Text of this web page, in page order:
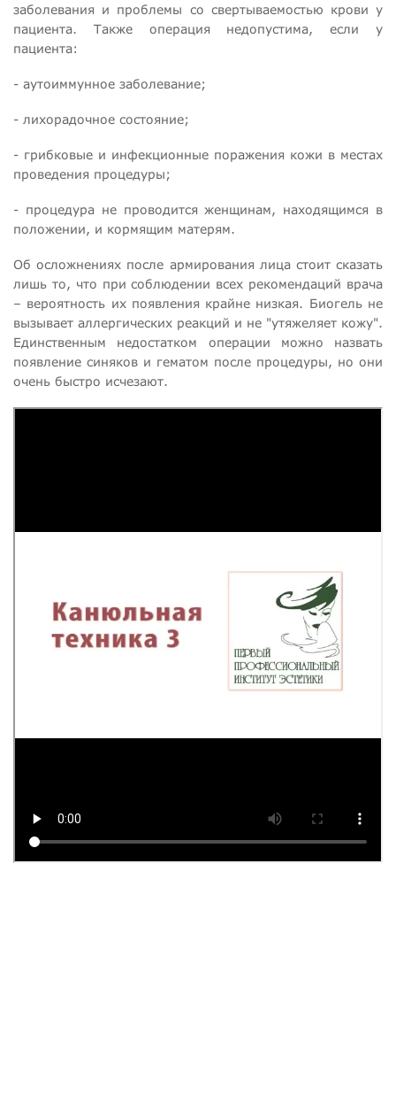
заболевания и проблемы со свертываемостью крови у
пациента. Также операция недопустима, если у
пациента:
- аутоиммунное заболевание;
- лихорадочное состояние;
- грибковые и инфекционные поражения кожи в местах
проведения процедуры;
- процедура не проводится женщинам, находящимся в
положении, и кормящим матерям.
Об осложнениях после армирования лица стоит сказать
лишь то, что при соблюдении всех рекомендаций врача
– вероятность их появления крайне низкая. Биогель не
вызывает аллергических реакций и не "утяжеляет кожу".
Единственным недостатком операции можно назвать
появление синяков и гематом после процедуры, но они
очень быстро исчезают.